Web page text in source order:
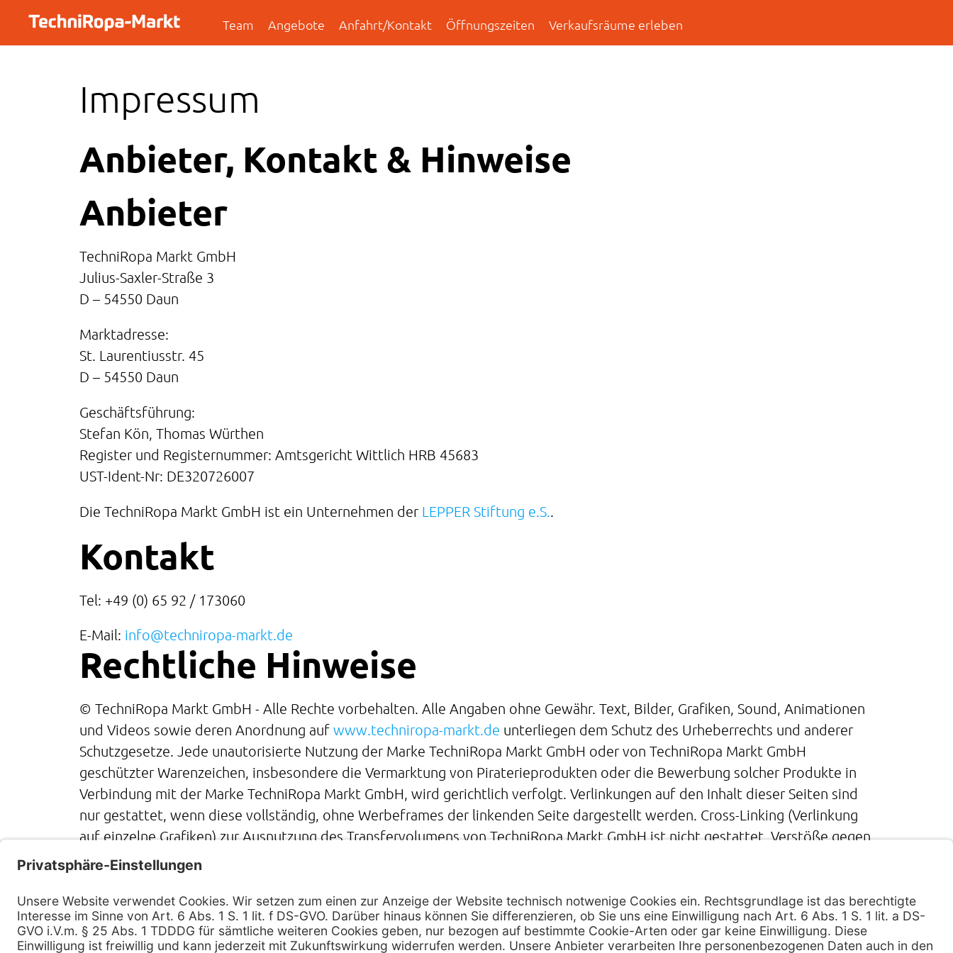
Team Angebote Anfahrt/Kontakt Öffnungszeiten Verkaufsräume erleben
Impressum
Anbieter, Kontakt & Hinweise
Anbieter
TechniRopa Markt GmbH
Julius-Saxler-Straße 3
D – 54550 Daun
Marktadresse:
St. Laurentiusstr. 45
D – 54550 Daun
Geschäftsführung:
Stefan Kön, Thomas Würthen
Register und Registernummer: Amtsgericht Wittlich HRB 45683
UST-Ident-Nr: DE320726007
Die TechniRopa Markt GmbH ist ein Unternehmen der LEPPER Stiftung e.S..
Kontakt
Tel: +49 (0) 65 92 / 173060
E-Mail: info@techniropa-markt.de
Rechtliche Hinweise
© TechniRopa Markt GmbH - Alle Rechte vorbehalten. Alle Angaben ohne Gewähr. Text, Bilder, Grafiken, Sound, Animationen
und Videos sowie deren Anordnung auf www.techniropa-markt.de unterliegen dem Schutz des Urheberrechts und anderer
Schutzgesetze. Jede unautorisierte Nutzung der Marke TechniRopa Markt GmbH oder von TechniRopa Markt GmbH
geschützter Warenzeichen, insbesondere die Vermarktung von Piraterieprodukten oder die Bewerbung solcher Produkte in
Verbindung mit der Marke TechniRopa Markt GmbH, wird gerichtlich verfolgt. Verlinkungen auf den Inhalt dieser Seiten sind
nur gestattet, wenn diese vollständig, ohne Werbeframes der linkenden Seite dargestellt werden. Cross-Linking (Verlinkung
auf einzelne Grafiken) zur Ausnutzung des Transfervolumens von TechniRopa Markt GmbH ist nicht gestattet. Verstöße gegen
das Copyright werden durch die TechniRopa Markt GmbH gerichtlich verfolgt.
Haftungsausschluss
Die bereitgestellten Informationen auf dieser Webseite wurden sorgfältig geprüft und werden regelmäßig aktualisiert.